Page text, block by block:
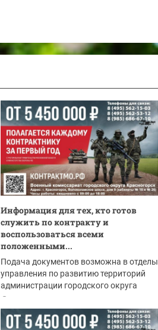
Информация для тех, кто готов
служить по контракту и
воспользоваться всеми
положенными...
Подача документов возможна в отделы
управления по развитию территорий
администрации городского округа
Красногорск: